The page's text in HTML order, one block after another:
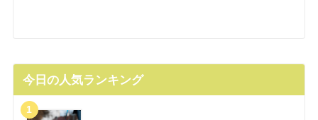
今日の人気ランキング